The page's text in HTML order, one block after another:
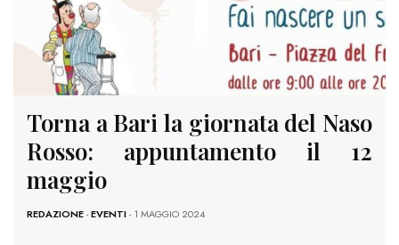
Torna a Bari la giornata del Naso
Rosso: appuntamento il 12
maggio
REDAZIONE-EVENTI- 1 MAGGIO 2024